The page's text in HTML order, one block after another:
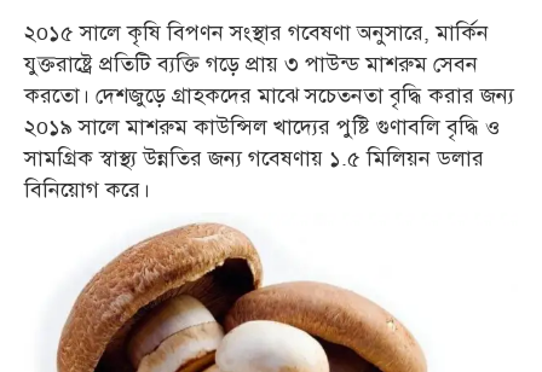
২o১৫ সালে কৃষি বিপণন সংস্থার গবেষণা অনুসারে, মার্কিন
যুক্তরাষ্ট্রে প্রতিটি ব্যক্তি গড়ে প্রায় ৩ পাউন্ড মাশরুম সেবন
করতো। দেশজুড়ে গ্রাহকদের মাঝে সচেতনতা বৃদ্ধি করার জন্য
২o১৯ সালে মাশরুম কাউন্সিল খাদ্যের পুষ্টি গুণাবলি বৃদ্ধি ও
সামগ্রিক স্বাস্থ্য উন্নতির জন্য গবেষণায় ১.৫ মিলিয়ন ডলার
বিনিয়োগ করে।